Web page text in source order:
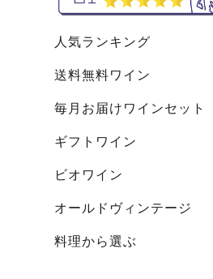
人気ランキング
送料無料ワイン
毎月お届けワインセット
ギフトワイン
ビオワイン
オールドヴィンテージ
料理から選ぶ